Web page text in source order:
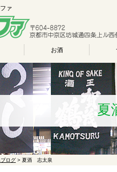
ァ
お酒
夏
ログ > 夏酒 志太泉